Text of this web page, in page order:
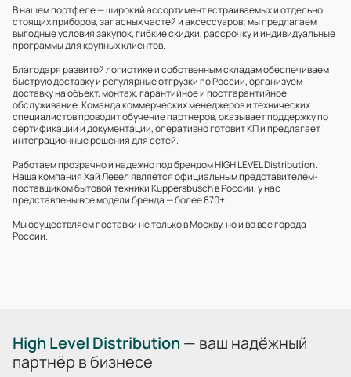
В нашем портфеле — широкий ассортимент встраиваемых и отдельно
стоящих приборов, запасных частей и аксессуаров; мы предлагаем
выгодные условия закупок, гибкие скидки, рассрочку и индивидуальные
программы для крупных клиентов.
Благодаря развитой логистике и собственным складам обеспечиваем
быструю доставку и регулярные отгрузки по России, организуем
доставку на объект, монтаж, гарантийное и постгарантийное
обслуживание. Команда коммерческих менеджеров и технических
специалистов проводит обучение партнеров, оказывает поддержку по
сертификации и документации, оперативно готовит КП и предлагает
интеграционные решения для сетей.
Работаем прозрачно и надежно под брендом HIGH LEVEL Distribution.
Наша компания Хай Левел является официальным представителем-
поставщиком бытовой техники Kuppersbusch в России, у нас
представлены все модели бренда — более 870+.
Мы осуществляем поставки не только в Москву, но и во все города
России.
High Level Distribution — ваш надёжный
партнёр в бизнесе